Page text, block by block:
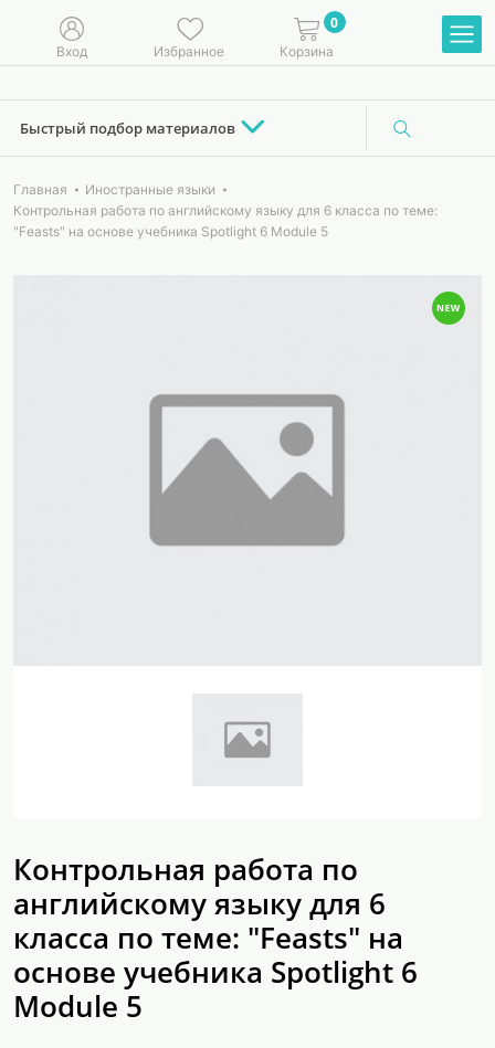
Вход Избранное
0
Корзина
Быстрый подбор материалов
Главная
Иностранные языки
Контрольная работа по английскому языку для 6 класса по теме:
"Feasts" на основе учебника Spotlight 6 Module 5
Контрольная работа по
английскому языку для 6
класса по теме: "Feasts" на
основе учебника Spotlight 6
Module 5